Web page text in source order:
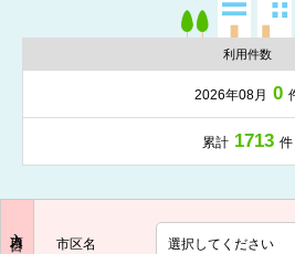
利用件数
2026年08月 0
累計 1713 件
市区名